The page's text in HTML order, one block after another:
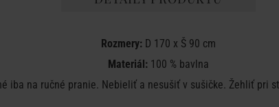
Rozmery:D 170 x Š 90 cm
Materiál:100 % bavlna
iba na ručné pranie. Nebieliť a nesušiť v sušičke. Žehliť pri